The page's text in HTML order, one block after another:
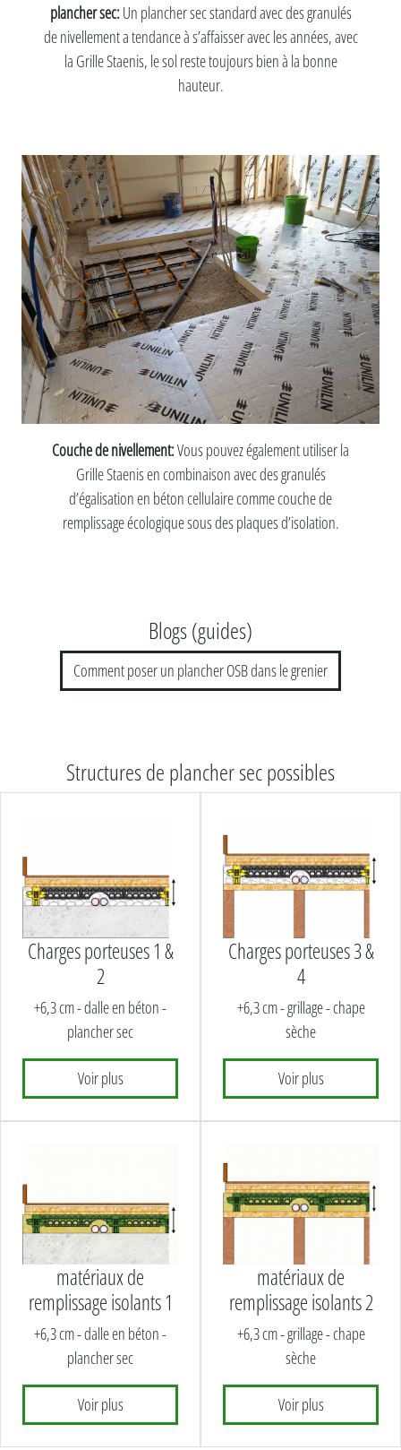
plancher sec:Un plancher sec standard avec des granulés
de nivellement a tendance à s’affaisser avec les années, avec
la Grille Staenis, le sol reste toujours bien à la bonne
hauteur.
Couche de nivellement:Vous pouvez également utiliser la
Grille Staenis en combinaison avec des granulés
d’égalisation en béton cellulaire comme couche de
remplissage écologique sous des plaques d’isolation.
Blogs (guides)
Comment poser un plancher OSB dans le grenier
Structures de plancher sec possibles
Charges porteuses 1 &
2
+6,3 cm - dalle en béton -
plancher sec
Voir plus
Charges porteuses 3 &
4
+6,3 cm - grillage - chape
sèche
Voir plus
matériaux de
remplissage isolants 1
+6,3 cm - dalle en béton -
plancher sec
Voir plus
matériaux de
remplissage isolants 2
+6,3 cm - grillage - chape
sèche
Voir plus